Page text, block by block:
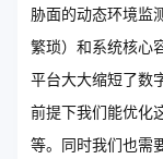
胁面的动态环境监
繁琐）和系统核心
平台大大缩短了数
前提下我们能优化
等。同时我们也需